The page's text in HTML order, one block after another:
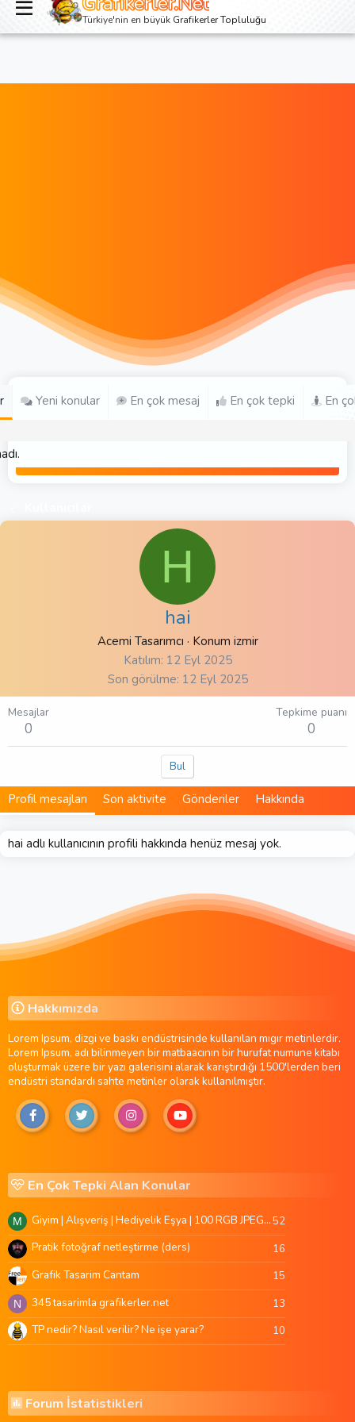
Giriş yap Kayıt ol
Türkiye'nin en büyük Grafikerler Topluluğu
Yeni konular En çok mesaj En çok tepki En
H
hai
Acemi Tasarımcı · Konum izmir
Katılım 12 Eyl 2025
Son görülme 12 Eyl 2025
Mesajlar
0
Tepkime puanı
0
Bul
Profil mesajları Son aktivite Gönderiler Hakkında
hai adlı kullanıcının profili hakkında henüz mesaj yok.
Hakkımızda
Lorem Ipsum, dizgi ve baskı endüstrisinde kullanılan mıgır metinlerdir.
Lorem Ipsum, adı bilinmeyen bir matbaacının bir hurufat numune kitabı
oluşturmak üzere bir yazı galerisini alarak karıştırdığı 1500'lerden beri
endüstri standardı sahte metinler olarak kullanılmıştır.
En Çok Tepki Alan Konular
M Giyim | Alışveriş | Hediyelik Eşya | 100 RGB JPEG Images | 5920x4420 Pixels | 501 MB52
Pratik fotoğraf netleştirme (ders) 16
Grafik Tasarim Cantam 15
N 345 tasarimla grafikerler.net 13
TP nedir? Nasıl verilir? Ne işe yarar? 10
Forum İstatistikleri